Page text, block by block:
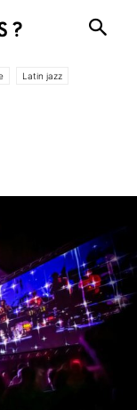
Latin jazz